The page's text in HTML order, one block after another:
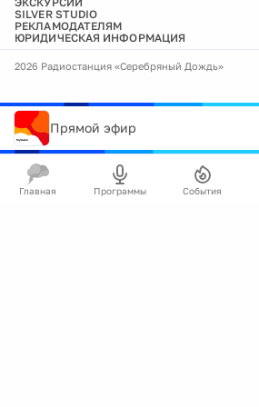
SILVER STUDIO
РЕКЛАМОДАТЕЛЯМ
ЮРИДИЧЕСКАЯ ИНФОРМАЦИЯ
2026 Радиостанция «Серебряный Дождь»
Прямой эфир
Главная Программы События